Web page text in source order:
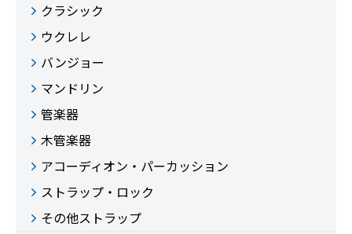
クラシック
ウクレレ
バンジョー
マンドリン
管楽器
木管楽器
アコーディオン・パーカッション
ストラップ・ロック
その他ストラップ